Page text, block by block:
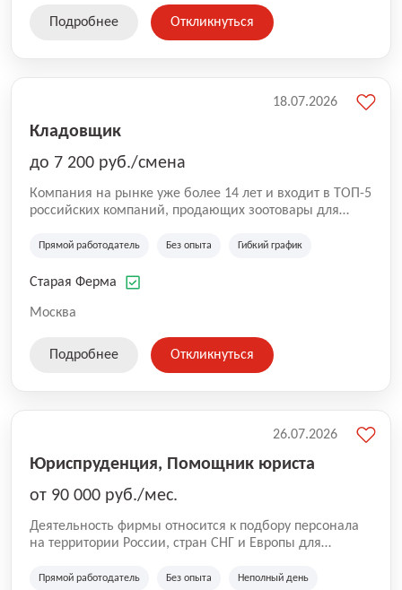
Подробнее Откликнуться
Кладовщик
до 7 200 руб./смена
Компания на рынке уже более 14 лет и входит в ТОП-5
российских компаний, продающих зоотовары для
компания владеет 5 розничными магазинами, а также
России (Wildberries, Ozon, Яндекс. Маркет и
на глобальной доставке товаров по всей территории
SKU, премиальные бренды кормов и собственные
Прямой работодатель Без опыта Гибкий график
Старая Ферма
Москва
18.07.2026
Подробнее Откликнуться
Юриспруденция, Помощник юриста
от 90 000 руб./мес.
Деятельность фирмы относится к подбору персонала
на территории России, стран СНГ и Европы для
культуре и развлечениям, информационным
Прямой работодатель Без опыта Неполный день
26.07.2026